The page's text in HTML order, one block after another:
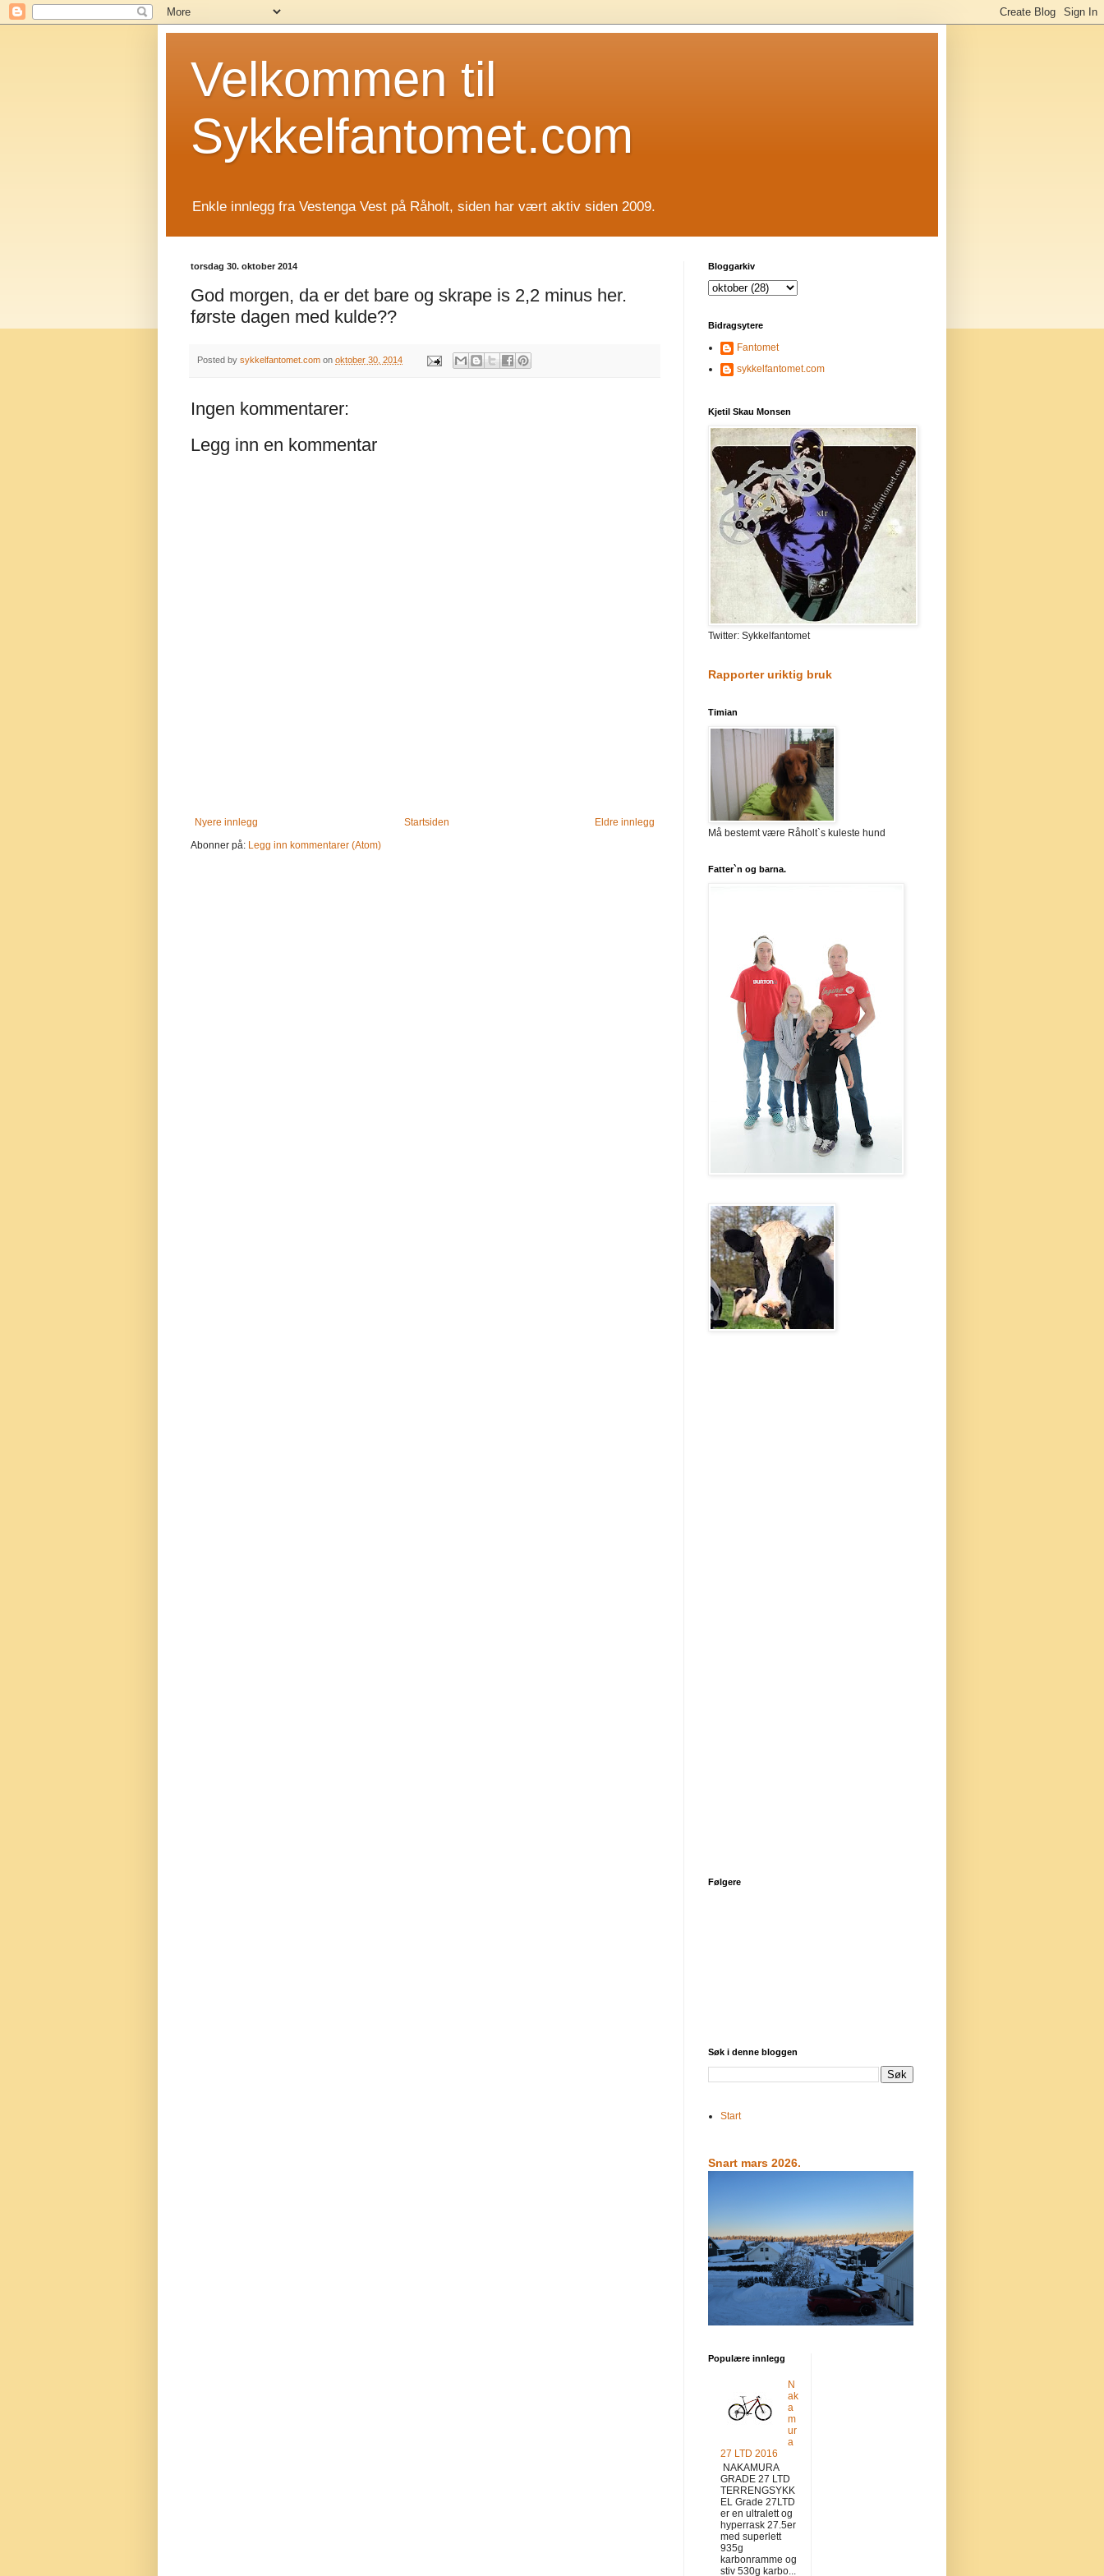
Velkommen til
Sykkelfantomet.com
Enkle innlegg fra Vestenga Vest på Råholt, siden har vært aktiv siden 2009.
torsdag 30. oktober 2014
God morgen, da er det bare og skrape is 2,2 minus her.
første dagen med kulde??
Posted by sykkelfantomet.com on oktober 30, 2014
Ingen kommentarer:
Legg inn en kommentar
Nyere innlegg Eldre innlegg
Startsiden
Abonner på: Legg inn kommentarer (Atom)
Bloggarkiv
Bidragsytere
Fantomet
sykkelfantomet.com
Kjetil Skau Monsen
Twitter: Sykkelfantomet
Rapporter uriktig bruk
Timian
Må bestemt være Råholt`s kuleste hund
Fatter`n og barna.
Følgere
Søk i denne bloggen
Start
Snart mars 2026.
Populære innlegg
N
ak
a
m
ur
a
27 LTD 2016
NAKAMURA
GRADE 27 LTD
TERRENGSYKK
EL Grade 27LTD
er en ultralett og
hyperrask 27.5er
med superlett
935g
karbonramme og
stiv 530g karbo...